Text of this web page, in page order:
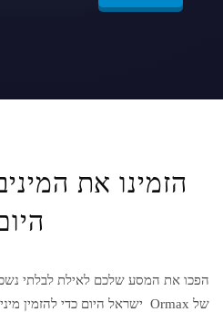
הזמינו את
הפכו את המסע שלכם לאילת לבלתי
של Ormax
ישראל היום כדי להזמין